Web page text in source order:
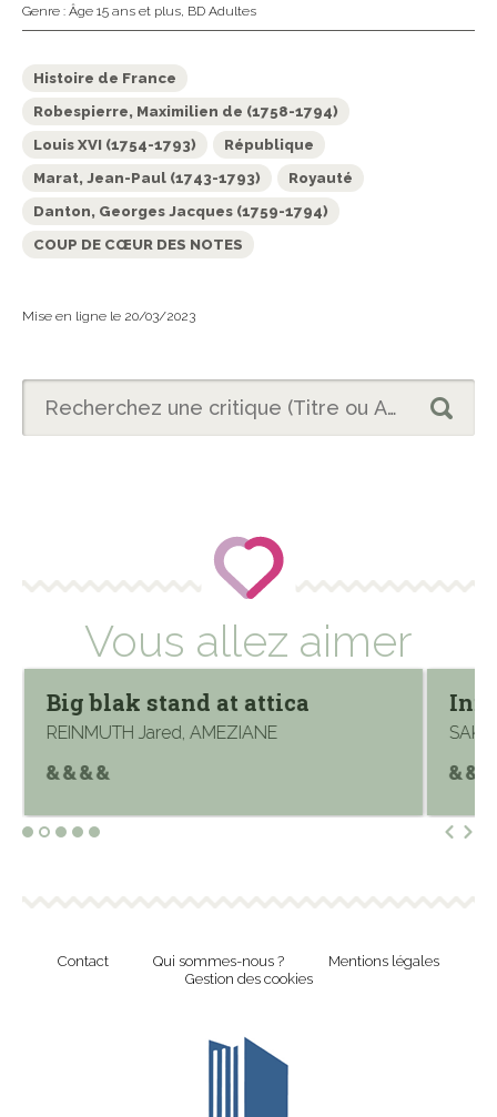
Genre : Âge 15 ans et plus, BD Adultes
Histoire de France
Robespierre, Maximilien de (1758-1794)
Louis XVI (1754-1793)
République
Marat, Jean-Paul (1743-1793)
Royauté
Danton, Georges Jacques (1759-1794)
COUP DE CŒUR DES NOTES
Mise en ligne le 20/03/2023
Vous allez aimer
Big blak stand at attica
REINMUTH Jared, AMEZIANE
Contact Qui sommes-nous ?
Mentions légales
Gestion des cookies